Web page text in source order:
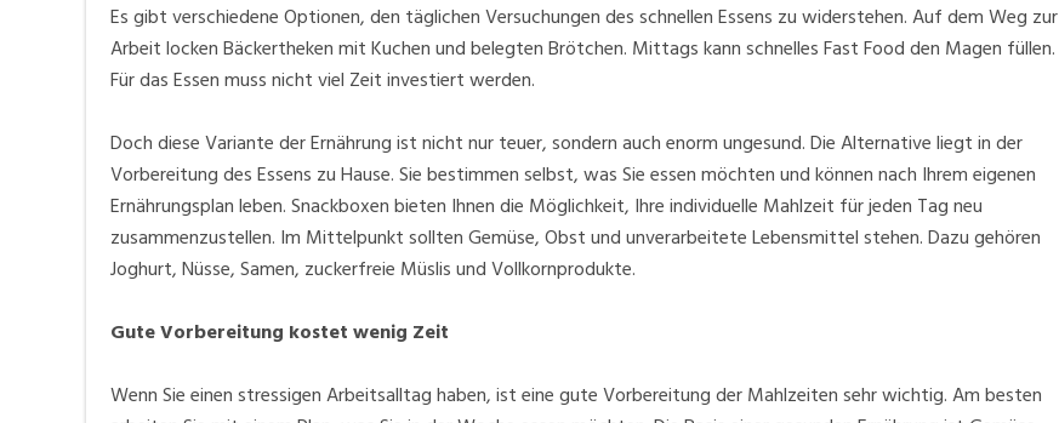
Es gibt verschiedene Optionen, den täglichen Versuchungen des schnellen Essens zu widerstehen. Auf dem Weg zur
Arbeit locken Bäckertheken mit Kuchen und belegten Brötchen. Mittags kann schnelles Fast Food den Magen füllen.
Für das Essen muss nicht viel Zeit investiert werden.
Doch diese Variante der Ernährung ist nicht nur teuer, sondern auch enorm ungesund. Die Alternative liegt in der
Vorbereitung des Essens zu Hause. Sie bestimmen selbst, was Sie essen möchten und können nach Ihrem eigenen
Ernährungsplan leben. Snackboxen bieten Ihnen die Möglichkeit, Ihre individuelle Mahlzeit für jeden Tag neu
zusammenzustellen. Im Mittelpunkt sollten Gemüse, Obst und unverarbeitete Lebensmittel stehen. Dazu gehören
Joghurt, Nüsse, Samen, zuckerfreie Müslis und Vollkornprodukte.
Gute Vorbereitung kostet wenig Zeit
Wenn Sie einen stressigen Arbeitsalltag haben, ist eine gute Vorbereitung der Mahlzeiten sehr wichtig. Am besten